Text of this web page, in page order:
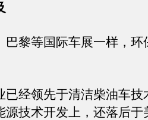
黎等国际车展一样，环
经领先于清洁柴油车技
源技术开发上，还落后于